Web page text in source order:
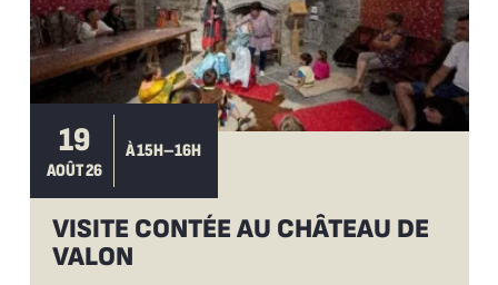
19
AOÛT 26
À 15H–16H
VISITE CONTÉE AU CHÂTEAU DE
VALON